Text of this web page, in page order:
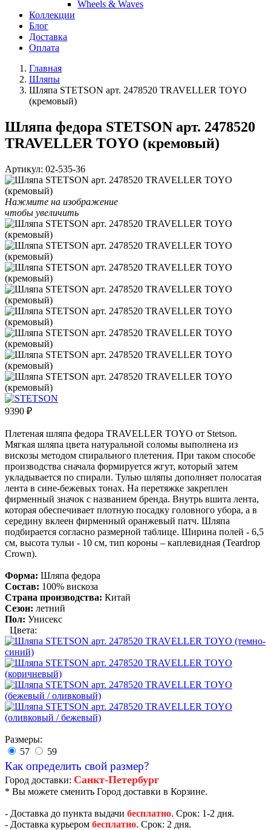
Wheels & Waves
Коллекции
Блог
Доставка
Оплата
Главная
Шляпы
Шляпа STETSON арт. 2478520 TRAVELLER TOYO
(кремовый)
Шляпа федора STETSON арт. 2478520
TRAVELLER TOYO (кремовый)
Артикул: 02-535-36
Нажмите на изображение
чтобы увеличить
9390 ₽
Плетеная шляпа федора TRAVELLER TOYO от Stetson.
Мягкая шляпа цвета натуральной соломы выполнена из
вискозы методом спирального плетения. При таком способе
производства сначала формируется жгут, который затем
укладывается по спирали. Тулью шляпы дополняет полосатая
лента в сине-бежевых тонах. На перетяжке закреплен
фирменный значок с названием бренда. Внутрь вшита лента,
которая обеспечивает плотную посадку головного убора, а в
середину вклеен фирменный оранжевый патч. Шляпа
подбирается согласно размерной таблице. Ширина полей - 6,5
см, высота тульи - 10 см, тип короны – каплевидная (Teardrop
Crown).
Форма: Шляпа федора
Состав: 100% вискоза
Страна производства: Китай
Сезон: летний
Пол: Унисекс
Цвета:
Размеры:
57
59
Как определить свой размер?
Город доставки: Санкт-Петербург
* Вы можете сменить Город доставки в Корзине.
- Доставка до пункта выдачи бесплатно. Срок: 1-2 дня.
- Доставка курьером бесплатно. Срок: 2 дня.